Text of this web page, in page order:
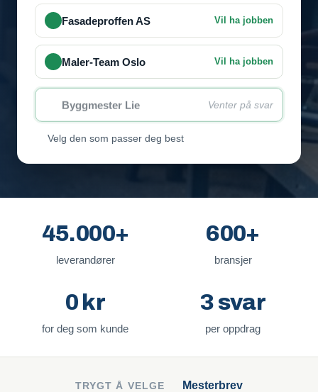
Fasadeproffen AS Vil ha jobben
Maler-Team Oslo Vil ha jobben
Byggmester Lie Venter på svar
Velg den som passer deg best
45.000+
leverandører
600+
bransjer
0 kr
for deg som kunde
3 svar
per oppdrag
TRYGT Å VELGE
Mesterbrev